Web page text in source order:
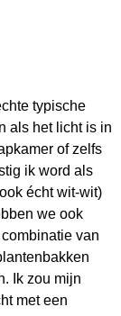
typische
als het licht is in
of zelfs
ik word als
écht wit-wit)
we ook
van
Ik zou mijn
met een